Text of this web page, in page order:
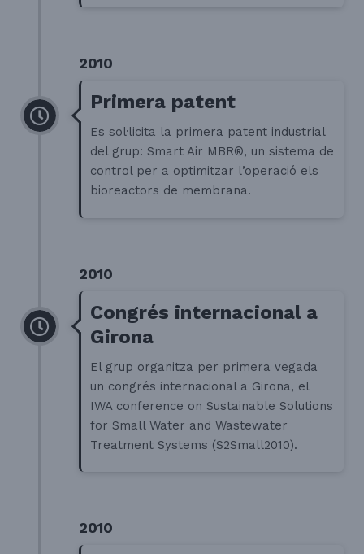
2010
Primera patent
Es sol·licita la primera patent industrial
del grup: Smart Air MBR®, un sistema de
control per a optimitzar l’operació els
bioreactors de membrana.
2010
Congrés internacional a
Girona
El grup organitza per primera vegada
un congrés internacional a Girona, el
IWA conference on Sustainable Solutions
for Small Water and Wastewater
Treatment Systems (S2Small2010).
2010